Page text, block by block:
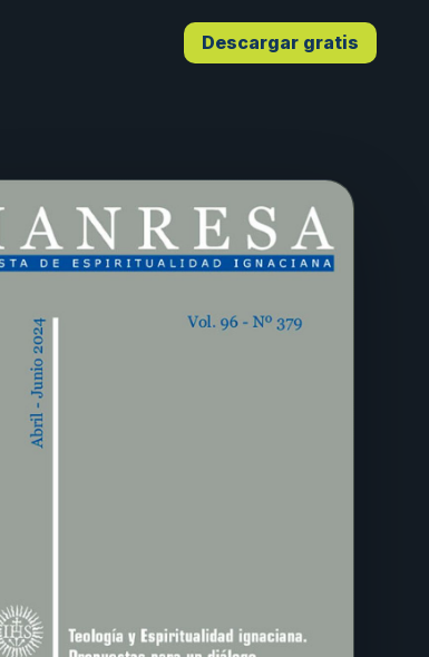
Descargar gratis